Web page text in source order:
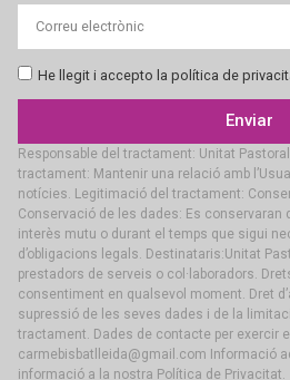
He llegit i accepto la política de
Enviar
Responsable del tractament: Unitat
tractament: Mantenir una relació amb
notícies. Legitimació del tractament:
Conservació de les dades: Es conservaran
interès mutu o durant el temps que sigui
d’obligacions legals. Destinataris:Unitat
prestadors de serveis o col·laboradors.
consentiment en qualsevol moment. Dret
supressió de les seves dades i de la
tractament. Dades de contacte per exercir
carmebisbatlleida@gmail.com Informació
informació a la nostra Política de Privacitat.